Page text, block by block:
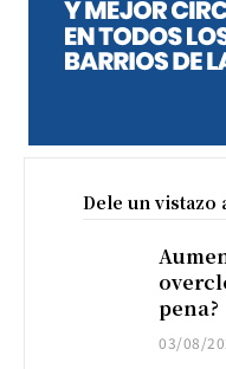
Dele un
pena?
03/08/